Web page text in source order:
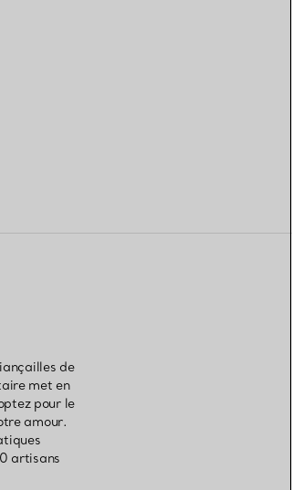
de
met en
pour le
amour.
artisans